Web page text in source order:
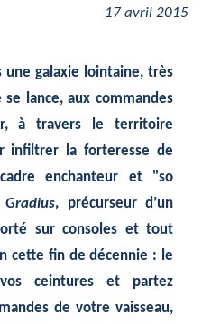
17 avril 2015
une galaxie lointaine, très
lance, aux commandes
à travers le territoire
infiltrer la forteresse de
enchanteur et "so
Gradius, précurseur d’un
sur consoles et tout
cette fin de décennie : le
ceintures et partez
de votre vaisseau,